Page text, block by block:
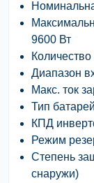
9600 Вт
Диапазон
Макс. ток
Тип
КПД
Режим
Степень
снаружи)